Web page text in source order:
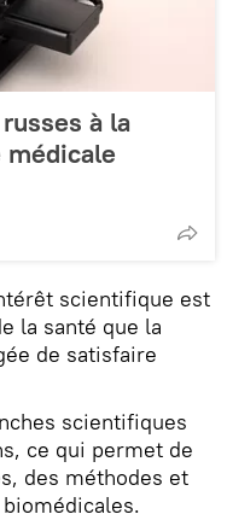
à la
scientifique est
la santé que la
de satisfaire
scientifiques
ce qui permet de
des méthodes et